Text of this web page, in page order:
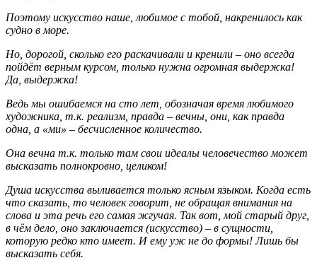
Поэтому искусство наше, любимое с тобой, накренилось как
судно в море.
Но, дорогой, сколько его раскачивали и кренили – оно всегда
пойдёт верным курсом, только нужна огромная выдержка!
Да, выдержка!
Ведь мы ошибаемся на сто лет, обозначая время любимого
художника, т.к. реализм, правда – вечны, они, как правда
одна, а «ми» – бесчисленное количество.
Она вечна т.к. только там свои идеалы человечество может
высказать полнокровно, целиком!
Душа искусства выливается только ясным языком. Когда есть
что сказать, то человек говорит, не обращая внимания на
слова и эта речь его самая жгучая. Так вот, мой старый друг,
в чём дело, оно заключается (искусство) – в сущности,
которую редко кто имеет. И ему уж не до формы! Лишь бы
высказать себя.